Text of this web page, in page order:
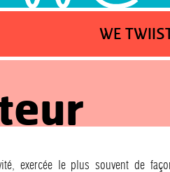
WE
exercée le plus souvent de